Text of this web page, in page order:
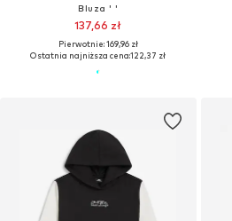
Bluza ' '
137,66 zł
Pierwotnie: 169,96 zł
Ostatnia najniższa cena:122,37 zł